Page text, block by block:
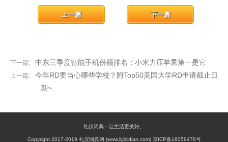
下一篇: 中东三季度智能手机份额排名：小米力压苹果第一是它
下一篇
上一篇:
今年RD要当心哪些学校？附Top50美国大学RD申请截止日
期~
上一篇
礼仪词典－让生活更美好。
Copyright 2017-2019 礼仪词典网 (www.liyicidian.com) 京ICP备18059478号